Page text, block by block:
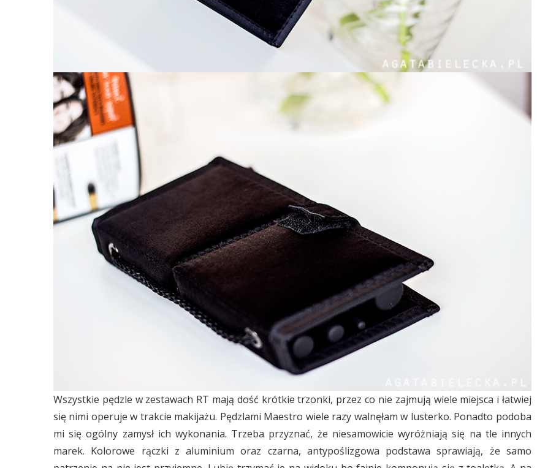
Wszystkie pędzle w zestawach RT mają dość krótkie trzonki, przez co nie zajmują wiele miejsca i łatwiej
się nimi operuje w trakcie makijażu. Pędzlami Maestro wiele razy walnęłam w lusterko. Ponadto podoba
mi się ogólny zamysł ich wykonania. Trzeba przyznać, że niesamowicie wyróżniają się na tle innych
marek. Kolorowe rączki z aluminium oraz czarna, antypoślizgowa podstawa sprawiają, że samo